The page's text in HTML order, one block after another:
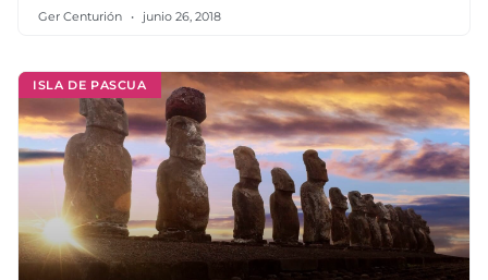
Ger Centurión junio 26, 2018
ISLA DE PASCUA